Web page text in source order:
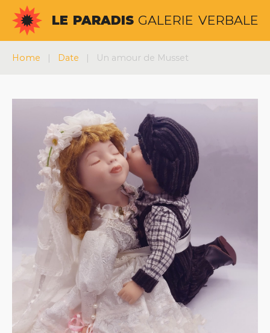
Aller
contenu
LE PARADIS GALERIE VERBALE
Home | Date | Un amour de Musset